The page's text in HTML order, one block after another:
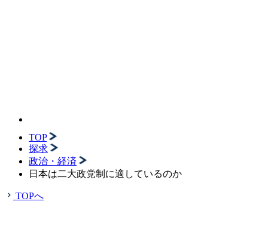
TOP
探求
政治・経済
日本は二大政党制に適しているのか
TOPへ